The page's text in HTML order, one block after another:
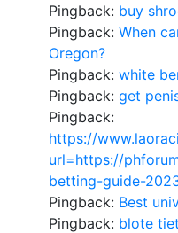
Pingback: buy
Pingback: When
Oregon?
Pingback: white
Pingback: get
Pingback:
https://
url=https://
betting-guide-
Pingback: Best
Pingback: blote